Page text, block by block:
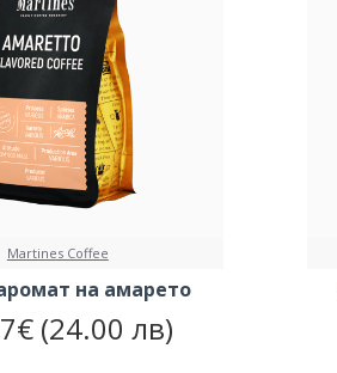
Martines Coffee
на амарето
(24.00 лв)